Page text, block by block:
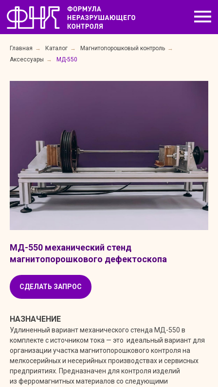
Главная → Каталог → Магнитопорошковый контроль →
Аксессуары → МД-550
МД-550 механический стенд
магнитопорошкового дефектоскопа
СДЕЛАТЬ ЗАПРОС
НАЗНАЧЕНИЕ
Удлиненный вариант механического стенда МД-550 в
комплекте с источником тока — это идеальный вариант для
организации участка магнитопорошкового контроля на
мелкосерийных и несерийных производствах и сервисных
предприятиях. Предназначен для контроля изделий
из ферромагнитных материалов со следующими